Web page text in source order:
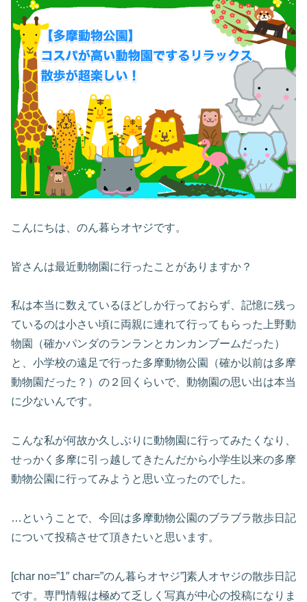
こんにちは、のん暮らオヤジです。
皆さんは最近動物園に行ったことがありますか？
私は本当に数えているほどしか行っておらず、記憶に残っ
ているのは小さい頃に両親に連れて行ってもらった上野動
物園（確かパンダのランランとカンカンブームだった）
と、小学校の遠足で行った多摩動物公園（確か以前は多摩
動物園だった？）の２回くらいで、動物園の思い出は本当
に少ないんです。
こんな私が何故か久しぶりに動物園に行ってみたくなり、
せっかく多摩に引っ越してきたんだから小学生以来の多摩
動物公園に行ってみようと思い立ったのでした。
…ということで、今回は多摩動物公園のブラブラ散歩日記
について投稿させて頂きたいと思います。
[char no=”1″ char=”のん暮らオヤジ”]素人オヤジの散歩日記
です。専門情報は極めて乏しく写真が中心の投稿になりま